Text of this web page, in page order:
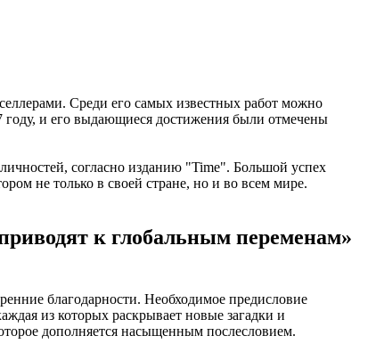
Среди его самых известных работ можно
и его выдающиеся достижения были отмечены
согласно изданию "Time". Большой успех
не только в своей стране, но и во всем мире.
к глобальным переменам»
благодарности. Необходимое предисловие
из которых раскрывает новые загадки и
дополняется насыщенным послесловием.